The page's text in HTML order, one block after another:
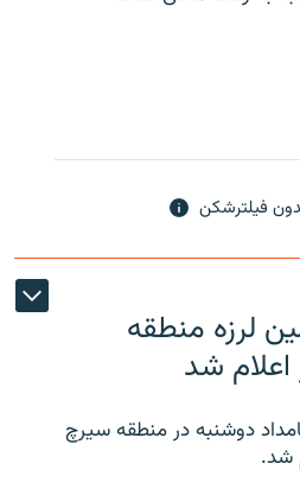
فیلترشکن
لرزه منطقه
دوشنبه در منطقه سیرچ